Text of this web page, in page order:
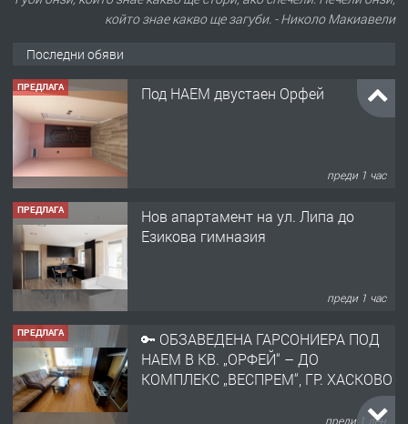
който знае какво ще загуби. - Николо Макиавели
Последни обяви
ПРЕДЛАГА Под НАЕМ двустаен Орфей
преди 1 час
ПРЕДЛАГА
Нов апартамент на ул. Липа до
Езикова гимназия
преди 1 час
ПРЕДЛАГА
🔑 ОБЗАВЕДЕНА ГАРСОНИЕРА ПОД
НАЕМ В КВ. „ОРФЕЙ“ – ДО
КОМПЛЕКС „ВЕСПРЕМ“, ГР. ХАСКОВО
преди 1 ден